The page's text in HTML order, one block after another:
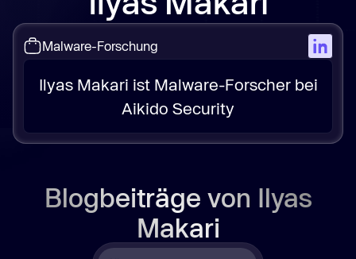
Malware-Forschung
Ilyas Makari ist Malware-Forscher bei
Aikido Security
Blogbeiträge von Ilyas
Makari